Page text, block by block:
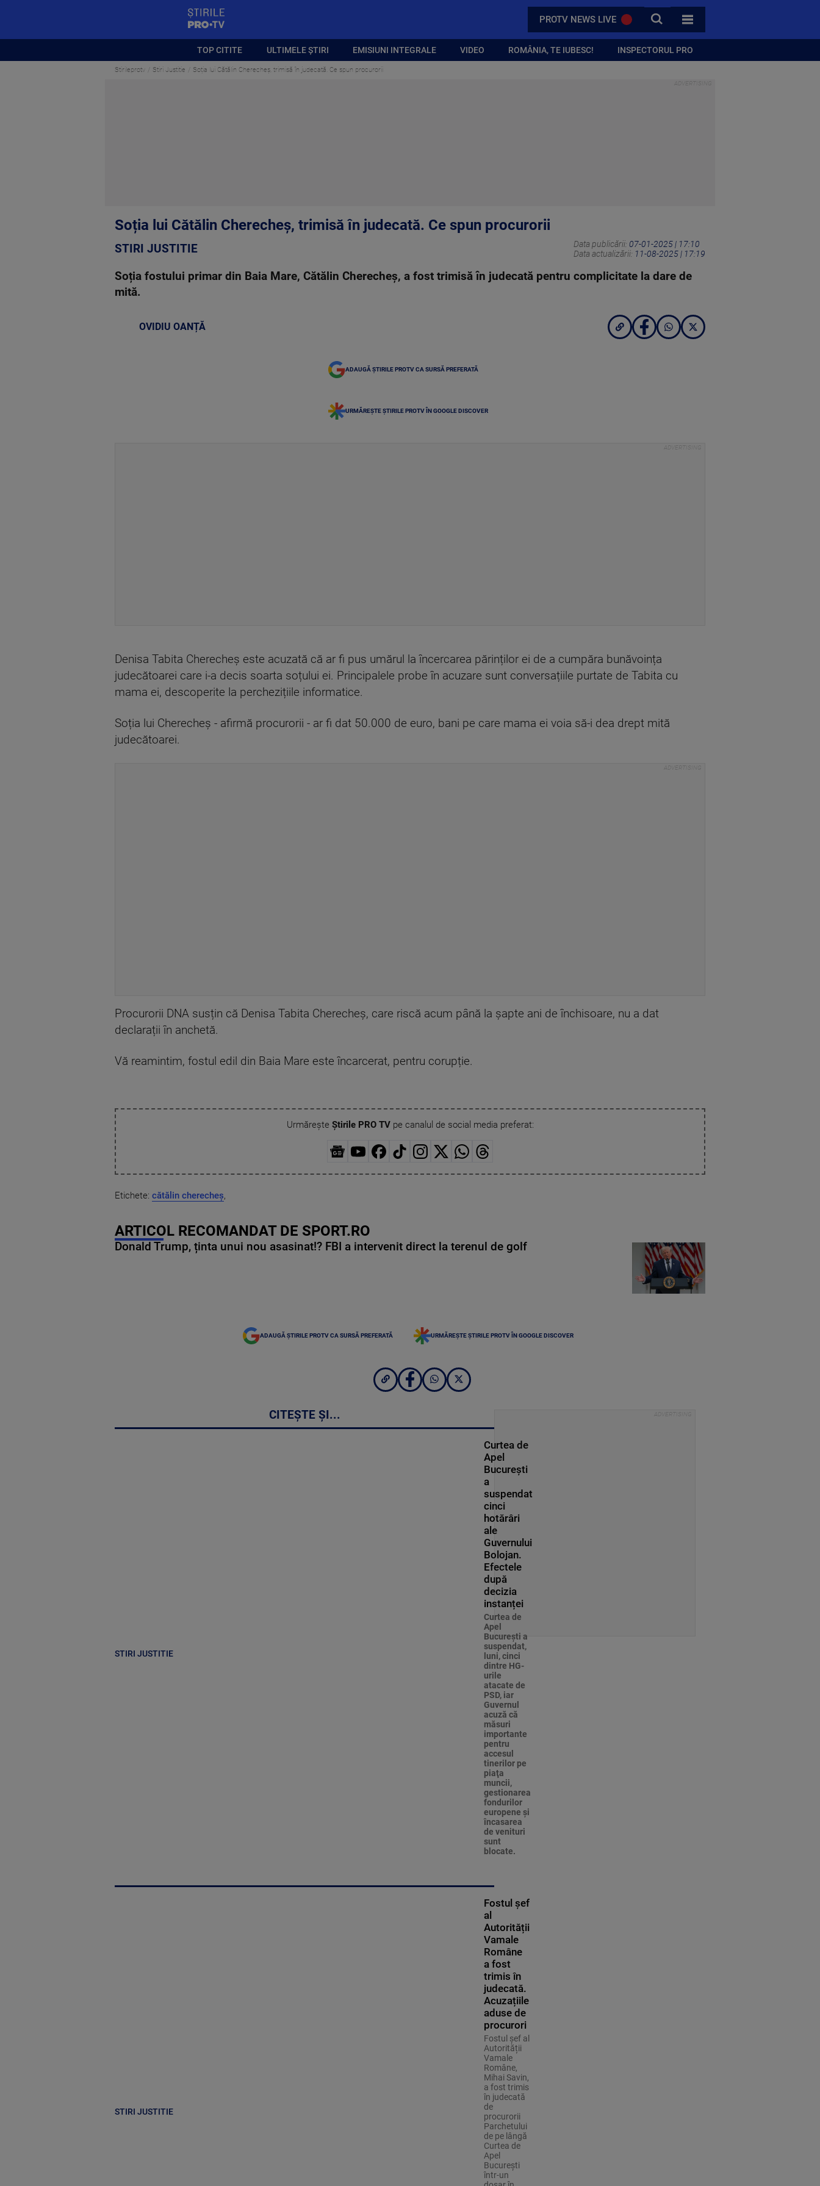
PROTV NEWS LIVE CAUTA
TOATE CATEGORIILE
TOP CITITE ULTIMELE ȘTIRI EMISIUNI INTEGRALE VIDEO ROMÂNIA, TE IUBESC! INSPECTORUL PRO
Stirileprotv Stiri Justitie Soția lui Cătălin Cherecheș, trimisă în judecată. Ce spun procurorii
Soția lui Cătălin Cherecheș, trimisă în judecată. Ce spun procurorii
STIRI JUSTITIE Data publicării: 07-01-2025 | 17:10
Data actualizării: 11-08-2025 | 17:19
Soția fostului primar din Baia Mare, Cătălin Cherecheș, a fost trimisă în judecată pentru complicitate la dare de
mită.
OVIDIU OANȚĂ
ADAUGĂ ȘTIRILE PROTV CA SURSĂ PREFERATĂ
URMĂREȘTE ȘTIRILE PROTV ÎN GOOGLE DISCOVER
Denisa Tabita Cherecheș este acuzată că ar fi pus umărul la încercarea părinților ei de a cumpăra bunăvoința
judecătoarei care i-a decis soarta soțului ei. Principalele probe în acuzare sunt conversațiile purtate de Tabita cu
mama ei, descoperite la perchezițiile informatice.
Soția lui Cherecheș - afirmă procurorii - ar fi dat 50.000 de euro, bani pe care mama ei voia să-i dea drept mită
judecătoarei.
Procurorii DNA susțin că Denisa Tabita Cherecheș, care riscă acum până la șapte ani de închisoare, nu a dat
declarații în anchetă.
Vă reamintim, fostul edil din Baia Mare este încarcerat, pentru corupție.
Urmărește Știrile PRO TVpe canalul de social media preferat:
Etichete: cătălin cherecheș,
ARTICOL RECOMANDAT DE SPORT.RO
Donald Trump, ținta unui nou asasinat!? FBI a intervenit direct la terenul de golf
ADAUGĂ ȘTIRILE PROTV CA SURSĂ PREFERATĂ URMĂREȘTE ȘTIRILE PROTV ÎN GOOGLE DISCOVER
CITEȘTE ȘI...
STIRI JUSTITIE
Curtea de
Apel
București
a
suspendat
cinci
hotărâri
ale
Guvernului
Bolojan.
Efectele
după
decizia
instanței
Curtea de
Apel
Bucureşti a
suspendat,
luni, cinci
dintre HG-
urile
atacate de
PSD, iar
Guvernul
acuză că
măsuri
importante
pentru
accesul
tinerilor pe
piaţa
muncii,
gestionarea
fondurilor
europene şi
încasarea
de venituri
sunt
blocate.
STIRI JUSTITIE
Fostul șef
al
Autorității
Vamale
Române
a fost
trimis în
judecată.
Acuzațiile
aduse de
procurori
Fostul șef al
Autorității
Vamale
Române,
Mihai Savin,
a fost trimis
în judecată
de
procurorii
Parchetului
de pe lângă
Curtea de
Apel
București
într-un